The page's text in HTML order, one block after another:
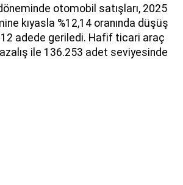
otomobil satışları, 2025
kıyasla %12,14 oranında düşüş
adede geriledi. Hafif ticari araç
ile 136.253 adet seviyesinde